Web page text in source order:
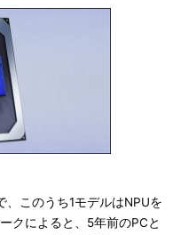
このうち1モデルはNPUを
クによると、5年前のPCと